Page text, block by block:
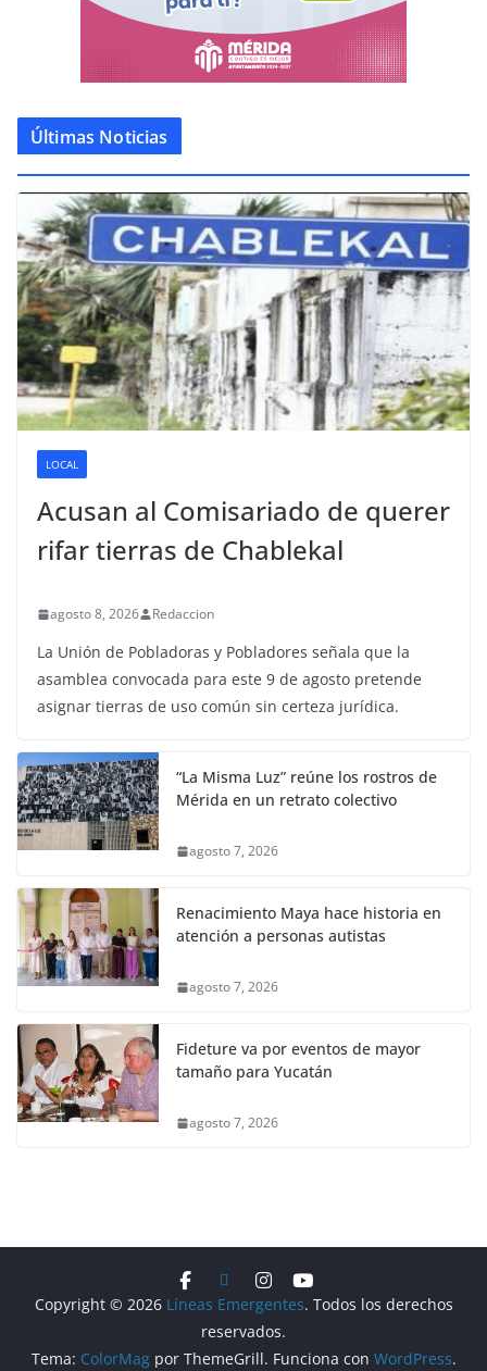
Últimas Noticias
LOCAL
Acusan al Comisariado de querer
rifar tierras de Chablekal
agosto 8, 2026 Redaccion
La Unión de Pobladoras y Pobladores señala que la
asamblea convocada para este 9 de agosto pretende
asignar tierras de uso común sin certeza jurídica.
“La Misma Luz” reúne los rostros de
Mérida en un retrato colectivo
agosto 7, 2026
Renacimiento Maya hace historia en
atención a personas autistas
agosto 7, 2026
Fideture va por eventos de mayor
tamaño para Yucatán
agosto 7, 2026
Copyright © 2026 Líneas Emergentes. Todos los derechos
reservados.
Tema: ColorMagpor ThemeGrill. Funciona con WordPress.